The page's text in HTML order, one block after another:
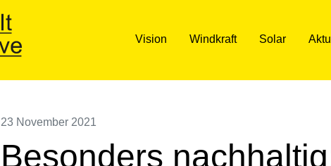
Vision Windkraft Solar
23 November 2021
Besonders